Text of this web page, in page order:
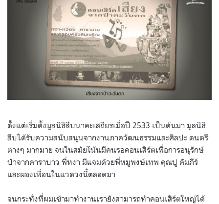
ตั้งแต่เริ่มตั้งมูลนิธิสืบนาคะเสถียรเมื่อปี 2533 เป็นต้นมา มูลนิธิ
สืบได้รับความสนับสนุนจากงานภาควัฒนธรรมและศิลปะ ดนตรี
ต่างๆ มากมาย จนในสมัยโน้นมีคนรอคอนเสิร์ตเพื่อการอนุรักษ์
ป่าจากคาราบาว พี่หงา มีแจมด้วยพี่หมูพงษ์เทพ คุณปู คัมภีร์
และผองเพื่อนในแวดวงนี้ตลอดมา
จนกระทั่งที่ผมเข้ามาทำงานเรายังสามารถทำคอนเสิร์ตใหญ่ได้